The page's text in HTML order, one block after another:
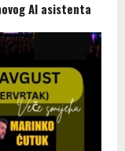
AI asistenta